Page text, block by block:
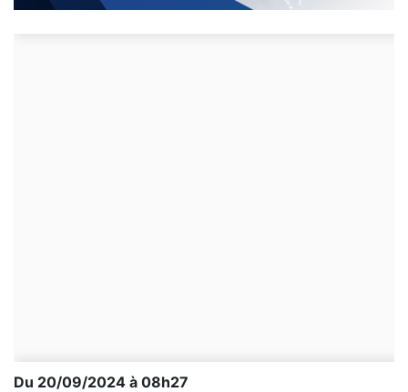
Du 20/09/2024 à 08h27